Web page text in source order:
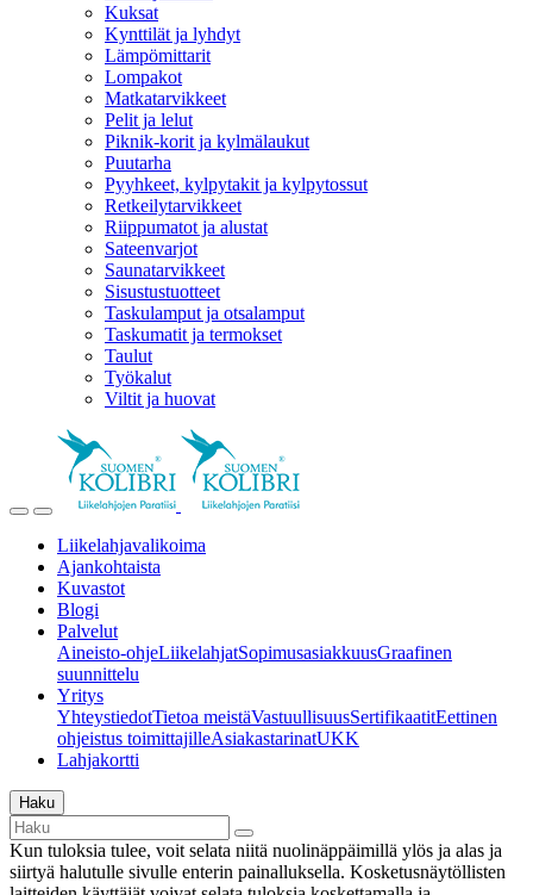
Kuksat
Kynttilät ja lyhdyt
Lämpömittarit
Lompakot
Matkatarvikkeet
Pelit ja lelut
Piknik-korit ja kylmälaukut
Puutarha
Pyyhkeet, kylpytakit ja kylpytossut
Retkeilytarvikkeet
Riippumatot ja alustat
Sateenvarjot
Saunatarvikkeet
Sisustustuotteet
Taskulamput ja otsalamput
Taskumatit ja termokset
Taulut
Työkalut
Viltit ja huovat
Liikelahjavalikoima
Ajankohtaista
Kuvastot
Blogi
Palvelut
Aineisto-ohjeLiikelahjatSopimusasiakkuusGraafinen
suunnittelu
Yritys
YhteystiedotTietoa meistäVastuullisuusSertifikaatitEettinen
ohjeistus toimittajilleAsiakastarinatUKK
Lahjakortti
Haku
Kun tuloksia tulee, voit selata niitä nuolinäppäimillä ylös ja alas ja
siirtyä halutulle sivulle enterin painalluksella. Kosketusnäytöllisten